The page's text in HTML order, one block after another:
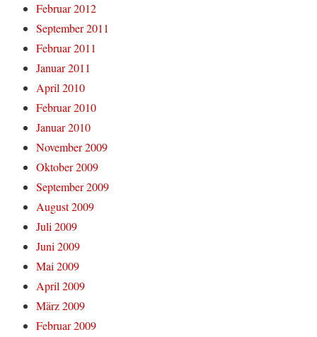
Februar 2012
September 2011
Februar 2011
Januar 2011
April 2010
Februar 2010
Januar 2010
November 2009
Oktober 2009
September 2009
August 2009
Juli 2009
Juni 2009
Mai 2009
April 2009
März 2009
Februar 2009